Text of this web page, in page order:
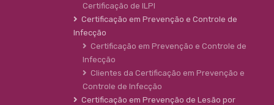
Certificação de ILPI
Certificação em Prevenção e Controle de
Infecção
Certificação em Prevenção e Controle de
Infecção
Clientes da Certificação em Prevenção e
Controle de Infecção
Certificação em Prevenção de Lesão por